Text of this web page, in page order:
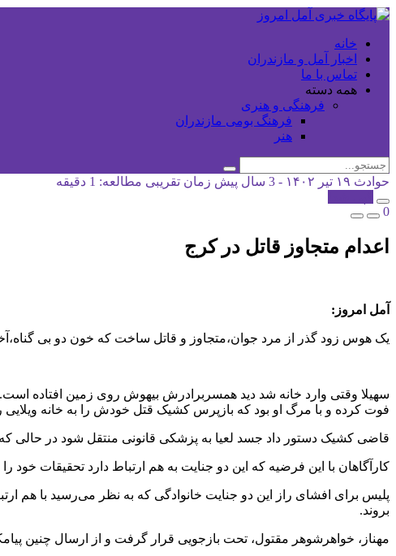
خانه
اخبار آمل و مازندران
تماس با ما
همه دسته
فرهنگی و هنری
فرهنگ بومی مازندران
هنر
حوادث ۱۹ تیر ۱۴۰۲ - 3 سال پیش
زمان تقریبی مطالعه: 1 دقیقه
0
اعدام متجاوز قاتل در کرج
آمل امروز:
یک هوس زود گذر از مرد جوان،متجاوز و قاتل ساخت که خون دو بی
سهیلا وقتی وارد خانه شد دید همسربرادرش بیهوش روی زمین افتاده
فوت کرده و با مرگ او بود که بازپرس کشیک قتل خودش را به خانه ویلایی
قاضی کشیک دستور داد جسد لعیا به پزشکی قانونی منتقل شود در حالی که
کارآگاهان با این فرضیه که این دو جنایت به هم ارتباط دارد تحقیقات خود
پلیس برای افشای راز این دو جنایت خانوادگی که به نظر می‌رسید با هم
بروند.
مهناز، خواهرشوهر مقتول، تحت بازجویی قرار گرفت و از ارسال چنین